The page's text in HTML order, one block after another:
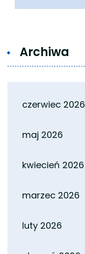
Archiwa
czerwiec 2026
maj 2026
kwiecień 2026
marzec 2026
luty 2026